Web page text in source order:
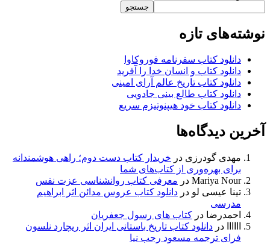
جستجو
نوشته‌های تازه
دانلود کتاب سفرنامه فوروکاوا
دانلود کتاب و انسان خدا را آفرید
دانلود کتاب تاریخ عالم آرای امینی
دانلود کتاب طالع بینی جادویی
دانلود کتاب خود هیپنوتیزم سریع
آخرین دیدگاه‌ها
مهدی گودرزی در خریدار کتاب دست دوم؛ راهی هوشمندانه
برای بهره‌وری از کتاب‌های شما
Mariya Nour در معرفی کتاب روانشناسی عزت نفس
تینا عیسی لو در دانلود کتاب عروس مدائن اثر ابراهیم
مدرسی
احمدرضا در کتاب های رسول جعفریان
در دانلود کتاب تاریخ باستانی ایران اثر ریچارد نلسون
فرای ترجمه مسعود رجب نیا